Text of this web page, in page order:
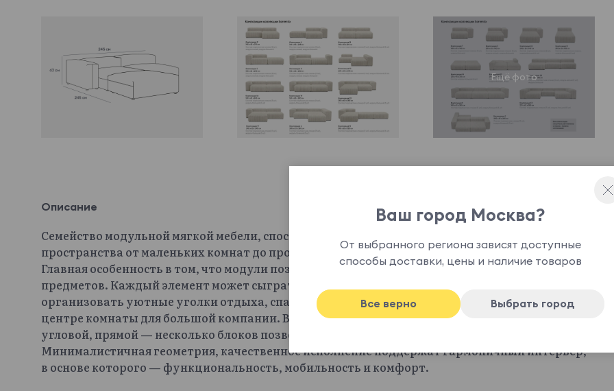
Описание
Семейство модульной мягкой мебели, способной легко интегрироваться в различные
пространства от маленьких комнат до просторных помещений с открытой планировкой.
Главная особенность в том, что модули позволяют обходиться без дополнительных
предметов. Каждый элемент может сыграть любую роль от пуфа до столика. С ними можно
организовать уютные уголки отдыха, спальные места, игровую площадку, мягкий остров в
центре комнаты для большой компании. Вариативность конфигураций: п-образный,
угловой, прямой — несколько блоков позволяют изменить обстановку за пару минут.
Минималистичная геометрия, качественное исполнение поддержат гармоничный интерьер,
в основе которого — функциональность, мобильность и комфорт.
Ваш город Москва?
От выбранного региона зависят доступные
способы доставки, цены и наличие товаров
Все верно Выбрать город